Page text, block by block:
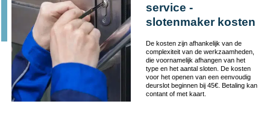
service -
slotenmaker kosten
De kosten zijn afhankelijk van de
complexiteit van de werkzaamheden,
die voornamelijk afhangen van het
type en het aantal sloten. De kosten
voor het openen van een eenvoudig
deurslot beginnen bij 45€. Betaling kan
contant of met kaart.